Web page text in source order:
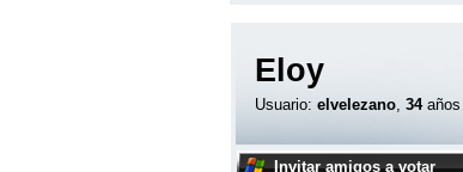
Eloy
Usuario: elvelezano, 34años
Invitar amigos a votar